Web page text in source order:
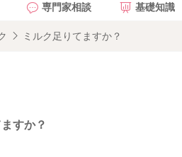
専門家相談 基礎知識
ミルク足りてますか？
すか？